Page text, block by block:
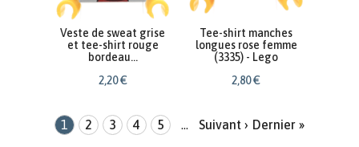
Veste de sweat grise
et tee-shirt rouge
bordeau...
2,20 €
Tee-shirt manches
longues rose femme
(3335) - Lego
2,80€
1 2 3 4 5 … Suivant › Dernier »